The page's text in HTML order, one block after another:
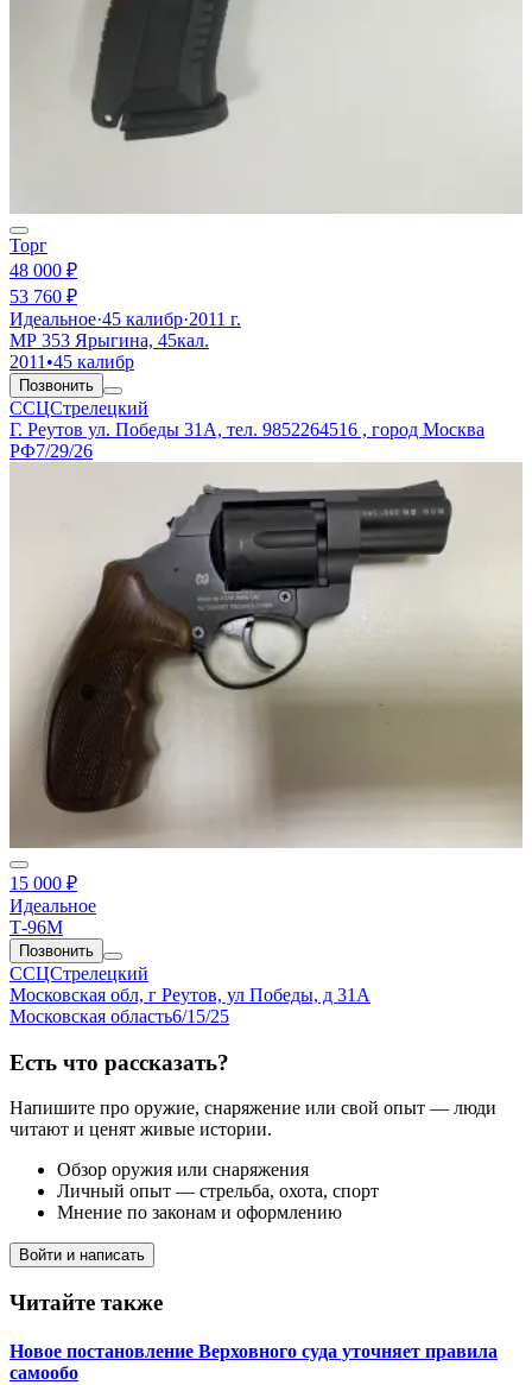
Торг
48 000 ₽
53 760 ₽
Идеальное·45 калибр·2011 г.
МР 353 Ярыгина, 45кал.
2011 •45 калибр
Позвонить
ССЦСтрелецкий
Г. Реутов ул. Победы 31А, тел. 9852264516 , город Москва
РФ7/29/26
15 000 ₽
Идеальное
Т-96М
Позвонить
ССЦСтрелецкий
Московская обл, г Реутов, ул Победы, д 31А
Московская область6/15/25
Есть что рассказать?
Напишите про оружие, снаряжение или свой опыт — люди
читают и ценят живые истории.
Обзор оружия или снаряжения
Личный опыт — стрельба, охота, спорт
Мнение по законам и оформлению
Войти и написать
Читайте также
Новое постановление Верховного суда уточняет правила
самообо